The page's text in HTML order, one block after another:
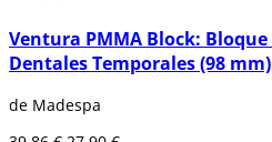
Ventura PMMA Block:
Dentales Temporales (98 mm)
de Madespa